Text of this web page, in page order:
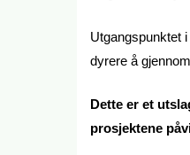
Utgangspunktet
dyrere å
Dette er et
prosjektene